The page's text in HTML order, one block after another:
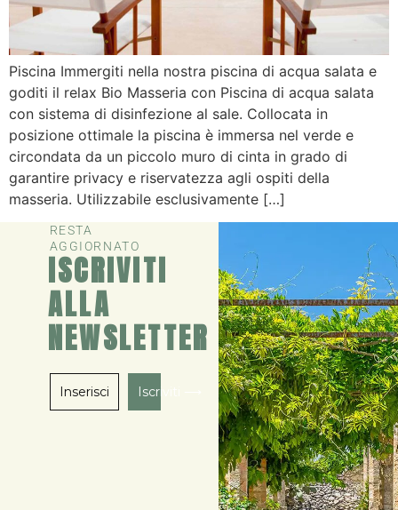
Piscina Immergiti nella nostra piscina di acqua salata e
goditi il relax Bio Masseria con Piscina di acqua salata
con sistema di disinfezione al sale. Collocata in
posizione ottimale la piscina è immersa nel verde e
circondata da un piccolo muro di cinta in grado di
garantire privacy e riservatezza agli ospiti della
masseria. Utilizzabile esclusivamente […]
RESTA
AGGIORNATO
ISCRIVITI
ALLA
NEWSLETTER
Iscriviti ⟶